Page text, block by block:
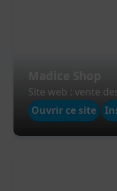
Site web : vente
Ouvrir ce site